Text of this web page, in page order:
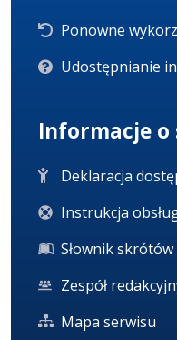
Ponowne
Udostępnianie
Informacje o
Deklaracja
Instrukcja
Słownik skrótów
Zespół
Mapa serwisu